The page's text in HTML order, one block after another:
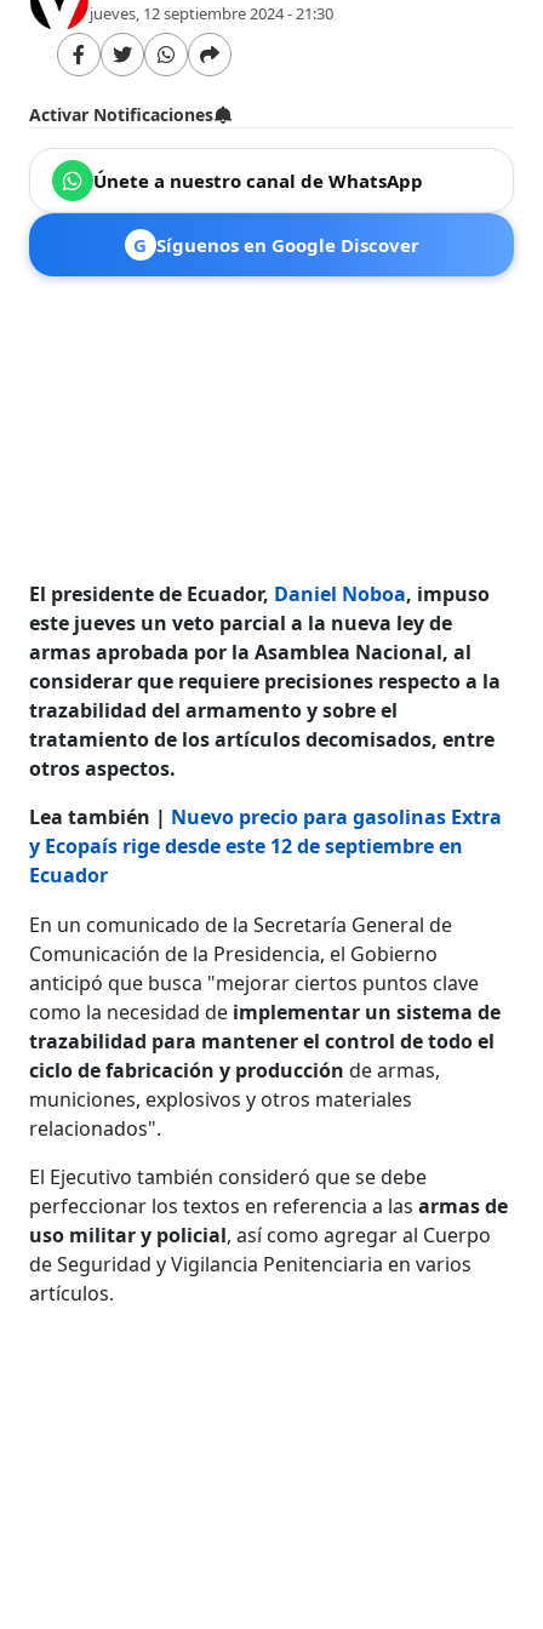
jueves, 12 septiembre 2024 - 21:30
Activar Notificaciones
Únete a nuestro canal de WhatsApp
G Síguenos en Google Discover
El presidente de Ecuador, Daniel Noboa, impuso
este jueves un veto parcial a la nueva ley de
armas aprobada por la Asamblea Nacional, al
considerar que requiere precisiones respecto a la
trazabilidad del armamento y sobre el
tratamiento de los artículos decomisados, entre
otros aspectos.
Lea también | Nuevo precio para gasolinas Extra
y Ecopaís rige desde este 12 de septiembre en
Ecuador
En un comunicado de la Secretaría General de
Comunicación de la Presidencia, el Gobierno
anticipó que busca "mejorar ciertos puntos clave
como la necesidad de implementar un sistema de
trazabilidad para mantener el control de todo el
ciclo de fabricación y producción de armas,
municiones, explosivos y otros materiales
relacionados".
El Ejecutivo también consideró que se debe
perfeccionar los textos en referencia a las armas de
uso militar y policial, así como agregar al Cuerpo
de Seguridad y Vigilancia Penitenciaria en varios
artículos.